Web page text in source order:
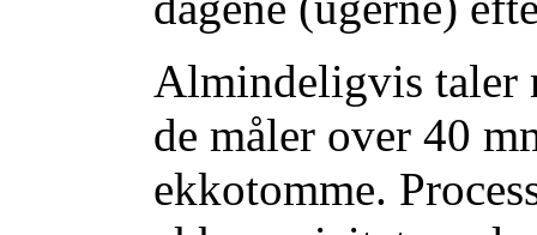
Almindeligvis taler
de måler over 40
ekkotomme.